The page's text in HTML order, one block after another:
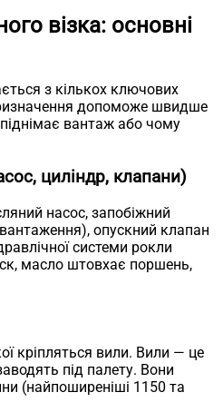
візка: основні
з кількох ключових
допоможе швидше
вантаж або чому
циліндр, клапани)
насос, запобіжний
опускний клапан
системи рокли
масло штовхає поршень,
кріпляться вили. Вили — це
під палету. Вони
(найпоширеніші 1150 та